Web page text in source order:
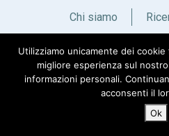
Chi siamo
Italiano
Utilizziamo unicamente dei
migliore esperienza sul
informazioni personali.
acconsenti il
Ok